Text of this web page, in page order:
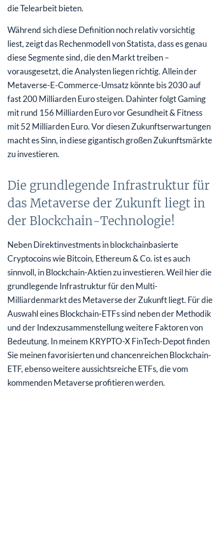
die Telearbeit bieten.
Während sich diese Definition noch relativ vorsichtig
liest, zeigt das Rechenmodell von Statista, dass es genau
diese Segmente sind, die den Markt treiben –
vorausgesetzt, die Analysten liegen richtig. Allein der
Metaverse-E-Commerce-Umsatz könnte bis 2030 auf
fast 200 Milliarden Euro steigen. Dahinter folgt Gaming
mit rund 156 Milliarden Euro vor Gesundheit & Fitness
mit 52 Milliarden Euro. Vor diesen Zukunftserwartungen
macht es Sinn, in diese gigantisch großen Zukunftsmärkte
zu investieren.
Die grundlegende Infrastruktur für
das Metaverse der Zukunft liegt in
der Blockchain-Technologie!
Neben Direktinvestments in blockchainbasierte
Cryptocoins wie Bitcoin, Ethereum & Co. ist es auch
sinnvoll, in Blockchain-Aktien zu investieren. Weil hier die
grundlegende Infrastruktur für den Multi-
Milliardenmarkt des Metaverse der Zukunft liegt. Für die
Auswahl eines Blockchain-ETFs sind neben der Methodik
und der Indexzusammenstellung weitere Faktoren von
Bedeutung. In meinem KRYPTO-X FinTech-Depot finden
Sie meinen favorisierten und chancenreichen Blockchain-
ETF, ebenso weitere aussichtsreiche ETFs, die vom
kommenden Metaverse profitieren werden.